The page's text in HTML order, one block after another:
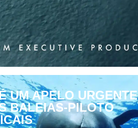
UM APELO URGENTE
BALEIAS-PILOTO